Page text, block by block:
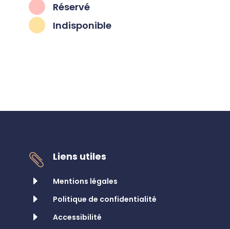
Réservé
Indisponible

Liens utiles
E
Mentions légales
E Politique de confidentialité
E Accessibilité